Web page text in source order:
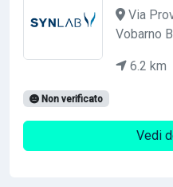
Via
Vobarno
6.2 km
Non verificato
Vedi